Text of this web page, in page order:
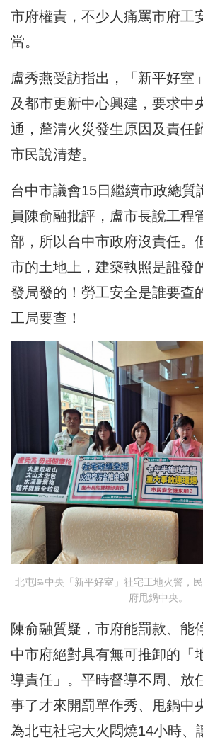
市府權責，不少人痛罵市府工
當。
盧秀燕受訪指出，「新平好室
及都市更新中心興建，要求中
通，釐清火災發生原因及責任
市民說清楚。
台中市議會15日繼續市政總質
員陳俞融批評，盧市長說工程
部，所以台中市政府沒責任。
市的土地上，建築執照是誰發
發局發的！勞工安全是誰要查
工局要查！
北屯區中央「新平好室」社宅工地火警，
府甩鍋中央。
陳俞融質疑，市府能罰款、能
中市府絕對具有無可推卸的「
導責任」。平時督導不周、放
事了才來開罰單作秀、甩鍋中
為北屯社宅大火悶燒14小時、